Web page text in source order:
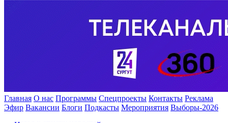
Главная О нас Программы Спецпроекты Контакты Реклама
Эфир Вакансии Блоги Подкасты Мероприятия Выборы-2026